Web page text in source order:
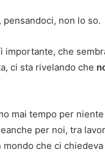
pensandoci, non lo so.
importante, che
ci sta rivelando che
mai tempo per
per noi, tra
che ci